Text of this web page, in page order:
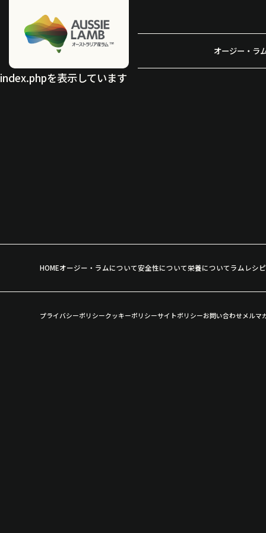
オージー・ラ
index.phpを表示しています
HOMEオージー・ラムについて安全性について栄養についてラムレシピ
プライバシーポリシークッキーポリシーサイトポリシーお問い合わせ メルマ